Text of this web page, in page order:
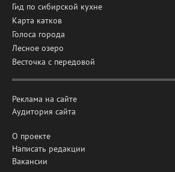
Гид по сибирской кухне
Карта катков
Голоса города
Лесное озеро
Весточка с передовой
Реклама на сайте
Аудитория сайта
О проекте
Написать редакции
Вакансии